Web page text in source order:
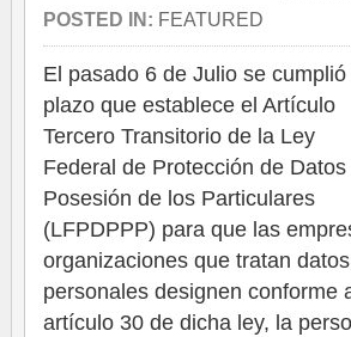
POSTED IN: FEATURED
El pasado 6 de Julio se cumplió
plazo que establece el Artículo
Tercero Transitorio de la Ley
Federal de Protección de Datos
Posesión de los Particulares
(LFPDPPP) para que las
organizaciones que tratan datos
personales designen conforme
artículo 30 de dicha ley, la